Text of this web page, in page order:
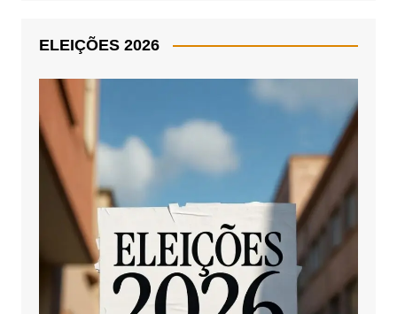
ELEIÇÕES 2026